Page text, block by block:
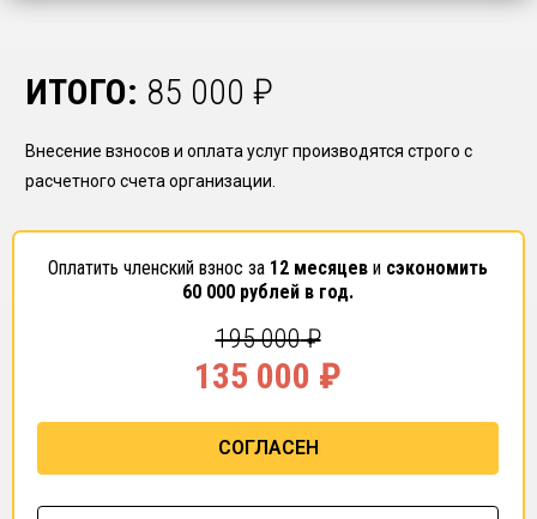
ИТОГО: 85 000 ₽
Внесение взносов и оплата услуг производятся строго с
расчетного счета организации.
Оплатить членский взнос за 12 месяцев и сэкономить
60 000 рублей в год.
195 000₽
135 000 ₽
СОГЛАСЕН